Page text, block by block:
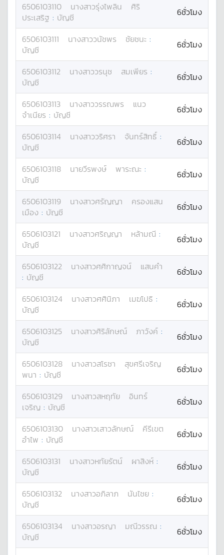
6506103110 นางสาวรุ่งไพลิน
ศิริ
ประเสริฐ : บัญชี 6ชั่วโมง
6506103111 นางสาววนัชพร ชัยชนะ :
บัญชี
6ชั่วโมง
6506103112 นางสาววรนุช สมเพียร :
บัญชี
6ชั่วโมง
6506103113 นางสาววรรณพร
แนว
จำเนียร : บัญชี 6ชั่วโมง
6506103114 นางสาววริศรา จันทร์สิทธิ์ :
บัญชี
6ชั่วโมง
6506103118 นายวีรพงษ์ พาระณะ :
บัญชี
6ชั่วโมง
6506103119 นางสาวศรัญญา
ครองแสน
เมือง : บัญชี 6ชั่วโมง
6506103121 นางสาวศริญญา หล้ามณี :
บัญชี
6ชั่วโมง
6506103122 นางสาวศศิกาญจน์
แสนคำ
: บัญชี 6ชั่วโมง
6506103124 นางสาวศศินิภา เมฆโปธิ :
บัญชี
6ชั่วโมง
6506103125 นางสาวศิริลักษณ์ ภาวังค์ :
บัญชี
6ชั่วโมง
6506103128 นางสาวสโรชา
สุขศรีเจริญ
พนา : บัญชี 6ชั่วโมง
6506103129 นางสาวสหฤทัย
อินทร์
เจริญ : บัญชี 6ชั่วโมง
6506103130 นางสาวเสาวลักษณ์
คีรีเขต
อำไพ : บัญชี 6ชั่วโมง
6506103131 นางสาวหทัยรัตน์ ผาสิงห์ :
บัญชี
6ชั่วโมง
6506103132 นางสาวอภิลาภ นันไชย :
บัญชี
6ชั่วโมง
6506103134 นางสาวอรญา มณีวรรณ :
บัญชี
6ชั่วโมง